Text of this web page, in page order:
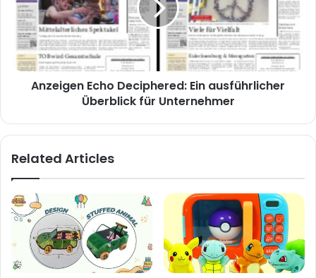
Anzeigen Echo Deciphered: Ein ausführlicher
Überblick für Unternehmer
Related Articles